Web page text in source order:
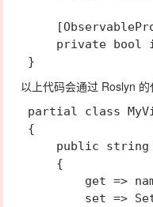
private bool
以上代码会通过 Roslyn 的
partial class
{
public string
     {
get =>
set =>